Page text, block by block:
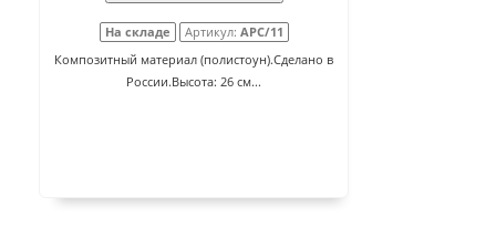
На складе Артикул: АРС/11
Композитный материал (полистоун).Сделано в
России.Высота: 26 см...